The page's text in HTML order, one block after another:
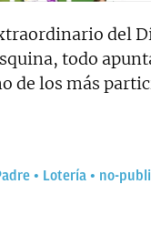
del
todo
de los más
Lotería no-publi